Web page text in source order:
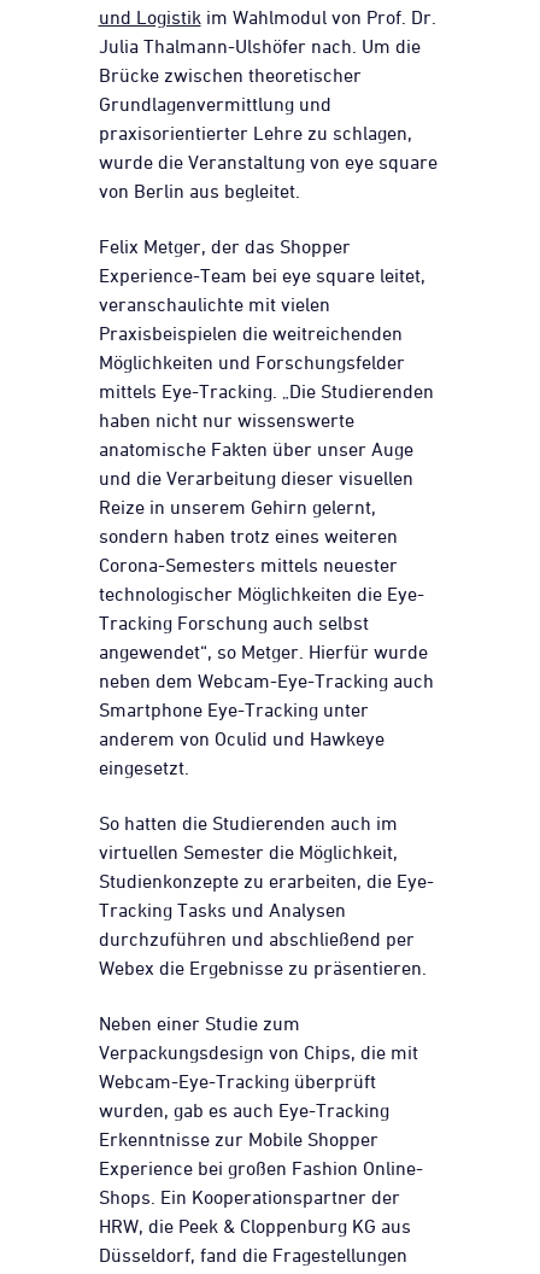
und Logistik im Wahlmodul von Prof. Dr.
Julia Thalmann-Ulshöfer nach. Um die
Brücke zwischen theoretischer
Grundlagenvermittlung und
praxisorientierter Lehre zu schlagen,
wurde die Veranstaltung von eye square
von Berlin aus begleitet.
Felix Metger, der das Shopper
Experience-Team bei eye square leitet,
veranschaulichte mit vielen
Praxisbeispielen die weitreichenden
Möglichkeiten und Forschungsfelder
mittels Eye-Tracking. „Die Studierenden
haben nicht nur wissenswerte
anatomische Fakten über unser Auge
und die Verarbeitung dieser visuellen
Reize in unserem Gehirn gelernt,
sondern haben trotz eines weiteren
Corona-Semesters mittels neuester
technologischer Möglichkeiten die Eye-
Tracking Forschung auch selbst
angewendet“, so Metger. Hierfür wurde
neben dem Webcam-Eye-Tracking auch
Smartphone Eye-Tracking unter
anderem von Oculid und Hawkeye
eingesetzt.
So hatten die Studierenden auch im
virtuellen Semester die Möglichkeit,
Studienkonzepte zu erarbeiten, die Eye-
Tracking Tasks und Analysen
durchzuführen und abschließend per
Webex die Ergebnisse zu präsentieren.
Neben einer Studie zum
Verpackungsdesign von Chips, die mit
Webcam-Eye-Tracking überprüft
wurden, gab es auch Eye-Tracking
Erkenntnisse zur Mobile Shopper
Experience bei großen Fashion Online-
Shops. Ein Kooperationspartner der
HRW, die Peek & Cloppenburg KG aus
Düsseldorf, fand die Fragestellungen